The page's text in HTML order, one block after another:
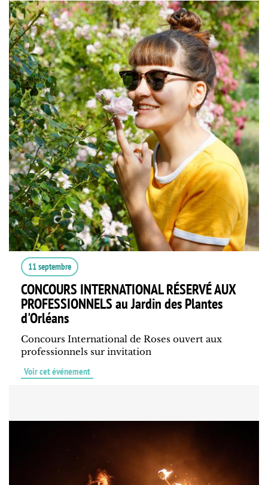
11 septembre
CONCOURS INTERNATIONAL RÉSERVÉ AUX
PROFESSIONNELS au Jardin des Plantes
d'Orléans
Concours International de Roses ouvert aux
professionnels sur invitation
Voir cet événement